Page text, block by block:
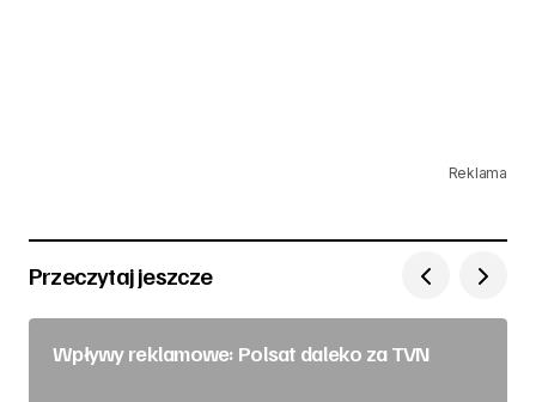
Reklama
Przeczytaj jeszcze
Wpływy reklamowe: Polsat daleko za TVN